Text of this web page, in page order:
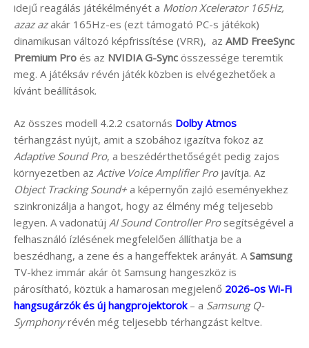
idejű reagálás játékélményét a Motion Xcelerator 165Hz,
azaz azakár 165Hz-es (ezt támogató PC-s játékok)
dinamikusan változó képfrissítése (VRR), az AMD FreeSync
Premium Pro és az NVIDIA G-Sync összessége teremtik
meg. A játéksáv révén játék közben is elvégezhetőek a
kívánt beállítások.
Az összes modell 4.2.2 csatornás Dolby Atmos
térhangzást nyújt, amit a szobához igazítva fokoz az
Adaptive Sound Pro, a beszédérthetőségét pedig zajos
környezetben az Active Voice Amplifier Projavítja. Az
Object Tracking Sound+ a képernyőn zajló eseményekhez
szinkronizálja a hangot, hogy az élmény még teljesebb
legyen. A vadonatúj AI Sound Controller Prosegítségével a
felhasználó ízlésének megfelelően állíthatja be a
beszédhang, a zene és a hangeffektek arányát. A Samsung
TV-khez immár akár öt Samsung hangeszköz is
párosítható, köztük a hamarosan megjelenő 2026-os Wi-Fi
hangsugárzók és új hangprojektorok– a Samsung Q-
Symphonyrévén még teljesebb térhangzást keltve.